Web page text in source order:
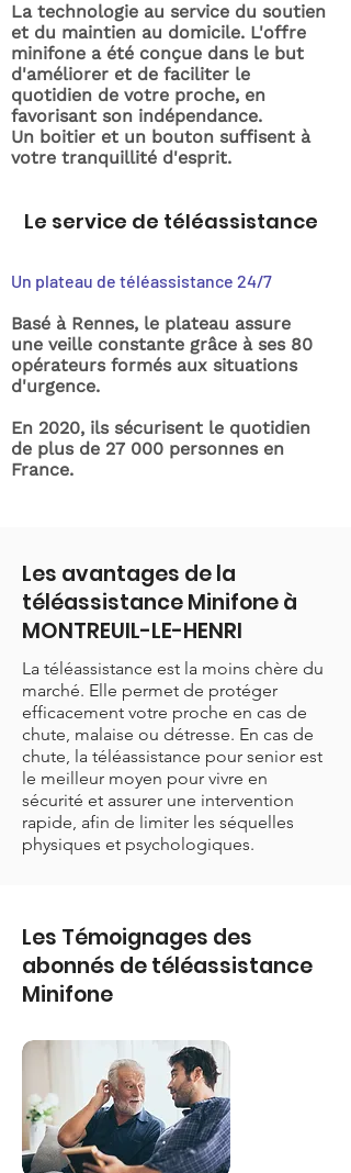
La technologie au service du soutien
et du maintien au domicile. L'offre
minifone a été conçue dans le but
d'améliorer et de faciliter le
quotidien de votre proche, en
favorisant son indépendance.
Un boitier et un bouton suffisent à
votre tranquillité d'esprit.
Le service de téléassistance
Un plateau de téléassistance 24/7
Basé à Rennes, le plateau assure
une veille constante grâce à ses 80
opérateurs formés aux situations
d'urgence.
En 2020, ils sécurisent le quotidien
de plus de 27 000 personnes en
France.
Les avantages de la
téléassistance Minifone à
MONTREUIL-LE-HENRI
La téléassistance est la moins chère du
marché. Elle permet de protéger
efficacement votre proche en cas de
chute, malaise ou détresse. En cas de
chute, la téléassistance pour senior est
le meilleur moyen pour vivre en
sécurité et assurer une intervention
rapide, afin de limiter les séquelles
physiques et psychologiques.
Les Témoignages des
abonnés de téléassistance
Minifone